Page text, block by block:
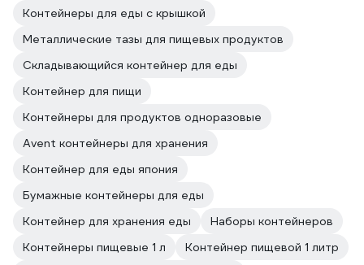
Контейнеры для еды с крышкой
Металлические тазы для пищевых продуктов
Складывающийся контейнер для еды
Контейнер для пищи
Контейнеры для продуктов одноразовые
Avent контейнеры для хранения
Контейнер для еды япония
Бумажные контейнеры для еды
Контейнер для хранения еды
Наборы контейнеров
Контейнеры пищевые 1 л
Контейнер пищевой 1 литр